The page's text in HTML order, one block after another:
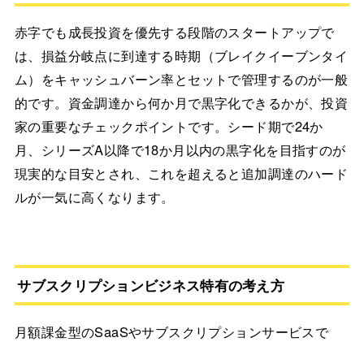
赤字でも成長投資を優先する段階のスタートアップで
は、損益分岐点に到達する時期（ブレイクイーブンタイ
ム）をキャッシュバーン率とセットで管理するのが一般
的です。資金調達から何か月で黒字化できるかが、投資
家の重要なチェックポイントです。シード期で24か
月、シリーズA以降で18か月以内の黒字化を目指すのが
現実的な目安とされ、これを超えると追加調達のハード
ルが一気に高くなります。
サブスクリプションビジネス特有の考え方
月額課金型のSaaSやサブスクリプションサービスで